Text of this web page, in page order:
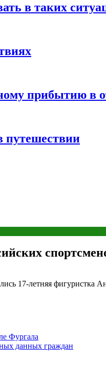
в таких
прибытию в
путешествии
17-летняя фигуристка
Фургала
данных граждан